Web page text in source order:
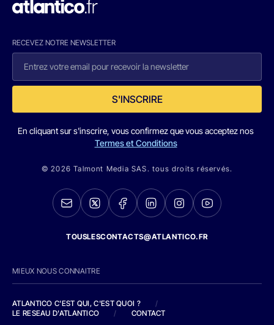
RECEVEZ NOTRE NEWSLETTER
S'INSCRIRE
En cliquant sur s'inscrire, vous confirmez que vous acceptez nos
Termes et Conditions
© 2026 Talmont Media SAS. tous droits réservés.
TOUSLESCONTACTS@ATLANTICO.FR
MIEUX NOUS CONNAITRE
ATLANTICO C'EST QUI, C'EST QUOI ?
/
LE RESEAU D'ATLANTICO
/ CONTACT